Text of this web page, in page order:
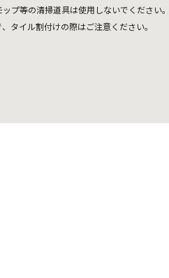
プ等の清掃道具は使用しないでください。
タイル割付けの際はご注意ください。